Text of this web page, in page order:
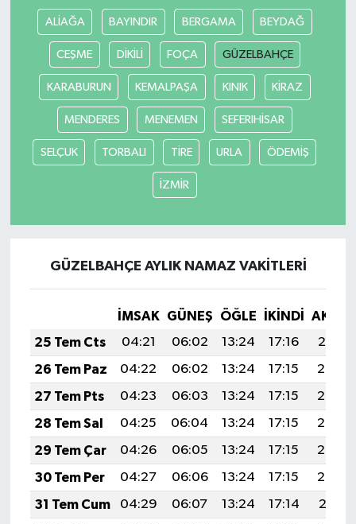
ALİAĞA BAYINDIR BERGAMA BEYDAĞ
CEŞME DİKİLİ FOÇA GÜZELBAHÇE
KARABURUN KEMALPAŞA KINIK KİRAZ
MENDERES MENEMEN SEFERIHİSAR
SELÇUK TORBALI TİRE URLA ÖDEMİŞ
İZMİR
GÜZELBAHÇE AYLIK NAMAZ VAKITLERI
İMSAK GÜNEŞ ÖĞLE İKINDI
25 Tem Cts
04:21 06:02 13:24 17:16
20:37
26 Tem Paz
04:22 06:02 13:24 17:15
20:36
27 Tem Pts
04:23 06:03 13:24 17:15
20:35
28 Tem Sal
04:25 06:04 13:24 17:15
20:34
29 Tem Çar
04:26 06:05 13:24 17:15
20:33
30 Tem Per
04:27 06:06 13:24 17:15
20:32
31 Tem Cum
04:29 06:07 13:24 17:14
20:31